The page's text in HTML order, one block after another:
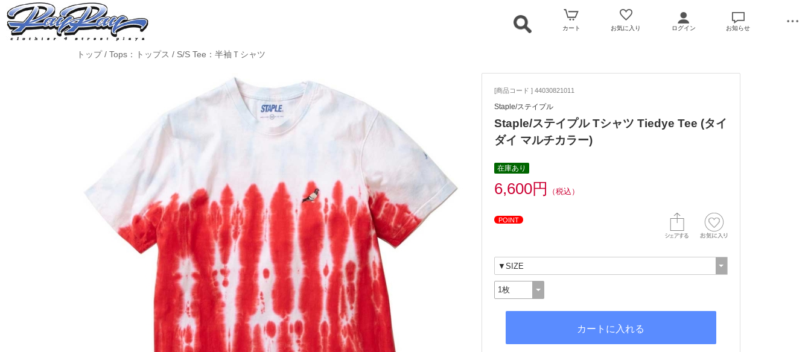
カート お気に入り ログイン お知らせ
トップ/ Tops：トップス / S/S Tee：半袖Ｔシャツ
[商品コード ] 44030821011
Staple/ステイプル
Staple/ステイプル Tシャツ Tiedye Tee (タイ
ダイ マルチカラー)
在庫あり
6,600円 （税込）
POINT